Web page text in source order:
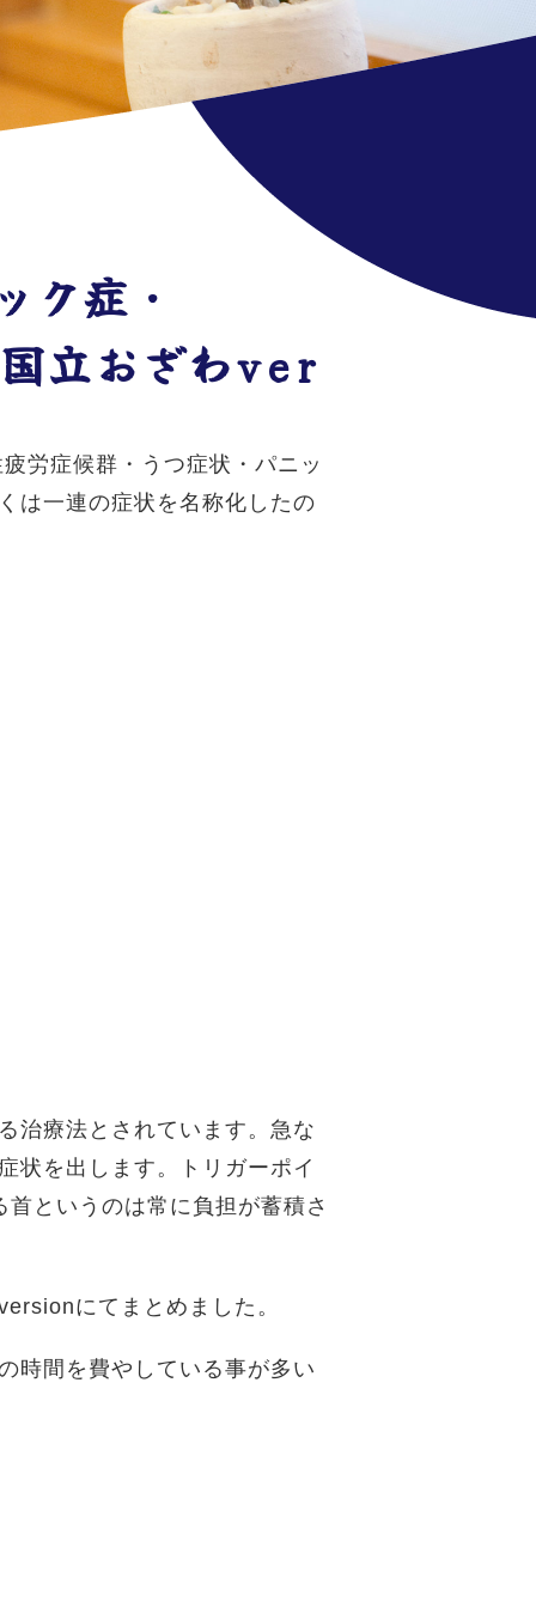
ク症・
立おざわver
労症候群・うつ症状・パニッ
は一連の症状を名称化したの
治療法とされています。急な
状を出します。トリガーポイ
というのは常に負担が蓄積さ
にてまとめました。
時間を費やしている事が多い